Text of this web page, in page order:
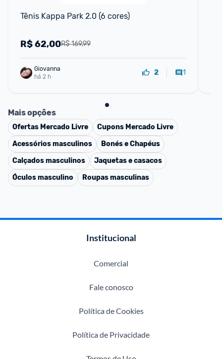
Tênis Kappa Park 2.0 (6 cores)
R$ 169,99
R$62,00
Giovanna
há 2 h
2 1
Mais opções
Ofertas Mercado Livre Cupons Mercado Livre
Acessórios masculinos
Bonés e Chapéus
Calçados masculinos
Jaquetas e casacos
Óculos masculino
Roupas masculinas
Institucional
Comercial
Fale conosco
Política de Cookies
Política de Privacidade